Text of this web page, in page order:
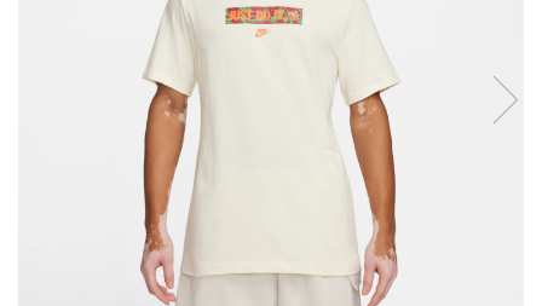
Pantaloni lungi copii
Geci si veste copii
Pantaloni scurti Copii
Ingrijire incaltaminte